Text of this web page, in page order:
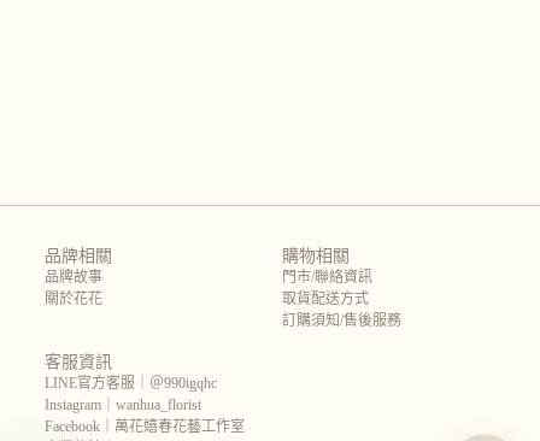
品牌相關
品牌故事
關於花花
購物相關
門市/聯絡資訊
取貨配送方式
訂購須知/售後服務
客服資訊
LINE官方客服｜＠990igqhc
Instagram｜wanhua_florist
Facebook｜萬花嬉春花藝工作室